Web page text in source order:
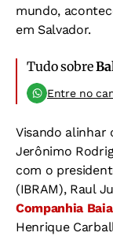
mundo,
em Salvador.
Tudo sobre
Entre no
Visando alinhar
Jerônimo
com o
(IBRAM), Raul
Companhia
Henrique